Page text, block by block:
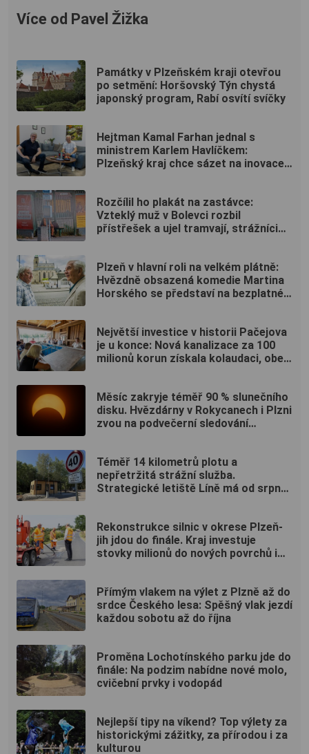
Více od Pavel Žižka
Památky v Plzeňském kraji otevřou
po setmění: Horšovský Týn chystá
japonský program, Rabí osvítí svíčky
Hejtman Kamal Farhan jednal s
ministrem Karlem Havlíčkem:
Plzeňský kraj chce sázet na inovace
Rozčílil ho plakát na zastávce:
Vzteklý muž v Bolevci rozbil
přístřešek a ujel tramvají, strážníci
Plzeň v hlavní roli na velkém plátně:
Hvězdně obsazená komedie Martina
Horského se představí na bezplatné
Největší investice v historii Pačejova
je u konce: Nová kanalizace za 100
milionů korun získala kolaudaci, obec
Měsíc zakryje téměř 90 % slunečního
disku. Hvězdárny v Rokycanech i Plzni
zvou na podvečerní sledování
Téměř 14 kilometrů plotu a
nepřetržitá strážní služba.
Strategické letiště Líně má od srpna
Rekonstrukce silnic v okrese Plzeň-
jih jdou do finále. Kraj investuje
stovky milionů do nových povrchů i
Přímým vlakem na výlet z Plzně až do
srdce Českého lesa: Spěšný vlak jezdí
každou sobotu až do října
Proměna Lochotínského parku jde do
finále: Na podzim nabídne nové molo,
cvičební prvky i vodopád
Nejlepší tipy na víkend? Top výlety za
historickými zážitky, za přírodou i za
kulturou